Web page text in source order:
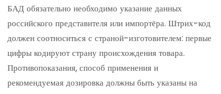
БАД обязательно необходимо указание данных
российского представителя или импортёра. Штрих-код
должен соотноситься с страной-изготовителем: первые
цифры кодируют страну происхождения товара.
Противопоказания, способ применения и
рекомендуемая дозировка должны быть указаны на